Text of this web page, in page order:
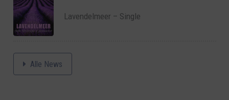
Lavendelmeer – Single
Alle News